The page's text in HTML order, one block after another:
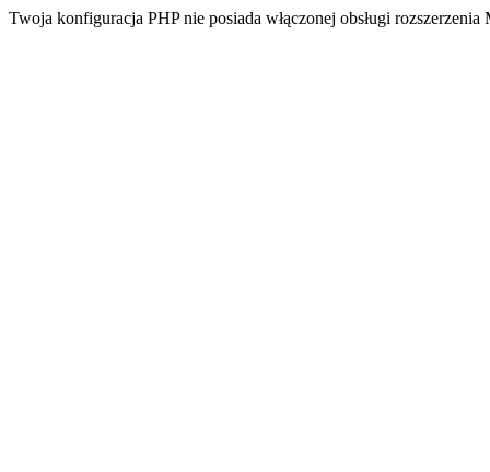
Twoja konfiguracja PHP nie posiada włączonej obsługi